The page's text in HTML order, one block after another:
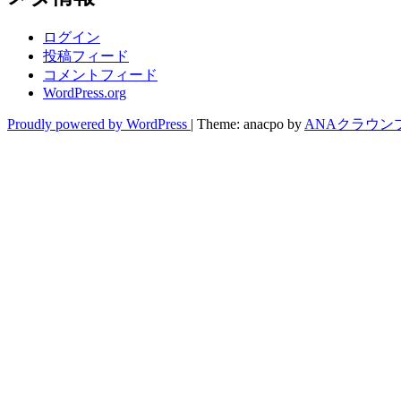
ログイン
投稿フィード
コメントフィード
WordPress.org
Proudly powered by WordPress | Theme: anacpo by ANAクラウン